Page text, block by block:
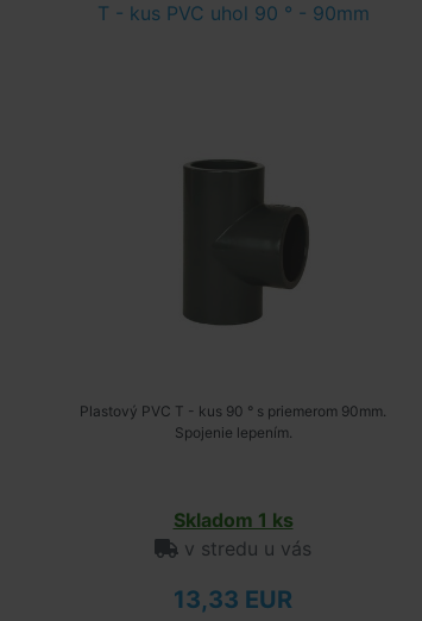
T - kus PVC uhol 90 ° - 90mm
Plastový PVC T - kus 90 ° s priemerom 90mm.
Spojenie lepením.
Skladom 1 ks
v stredu u vás
13,33 EUR